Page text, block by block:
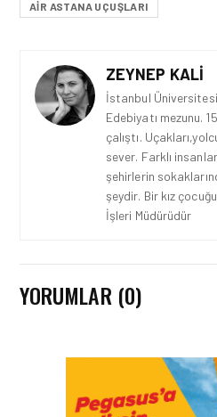
AIR ASTANA UÇUŞLARI
ZEYNEP KALI
İstanbul
Edebiyatı mezunu.
çalıştı.
sever. Farklı
şehirlerin
şeydir. Bir kız
İşleri Müdürüdür
YORUMLAR (0)